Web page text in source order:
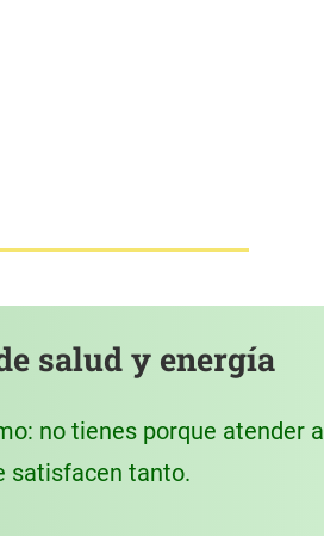
salud y energía
no tienes porque atender a
satisfacen tanto.